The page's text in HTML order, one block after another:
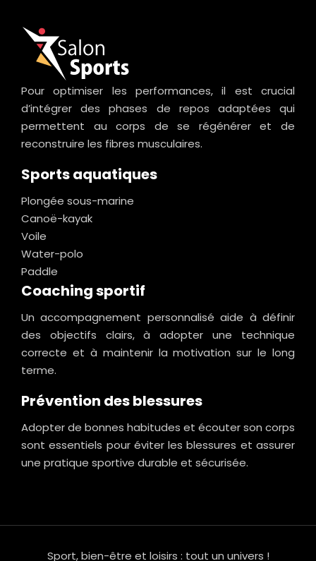
Pour optimiser les performances, il est crucial
d’intégrer des phases de repos adaptées qui
permettent au corps de se régénérer et de
reconstruire les fibres musculaires.
Sports aquatiques
Plongée sous-marine
Canoë-kayak
Voile
Water-polo
Paddle
Coaching sportif
Un accompagnement personnalisé aide à définir
des objectifs clairs, à adopter une technique
correcte et à maintenir la motivation sur le long
terme.
Prévention des blessures
Adopter de bonnes habitudes et écouter son corps
sont essentiels pour éviter les blessures et assurer
une pratique sportive durable et sécurisée.
Sport, bien-être et loisirs : tout un univers !